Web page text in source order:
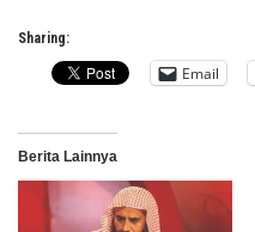
Sharing:
Email
Berita Lainnya